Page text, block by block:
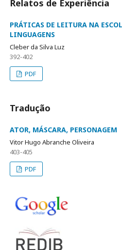
Relatos de Experiência
PRÁTICAS DE LEITURA NA
LINGUAGENS
Cleber da Silva Luz
392-402
PDF
Tradução
ATOR, MÁSCARA, PERSONAGEM
Vitor Hugo Abranche Oliveira
403-405
PDF